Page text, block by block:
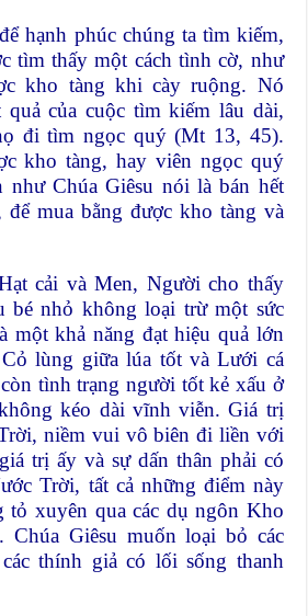
hạnh phúc chúng ta tìm kiếm,
tìm thấy một cách tình cờ, như
kho tàng khi cày ruộng. Nó
của cuộc tìm kiếm lâu dài,
đi tìm ngọc quý (Mt 13, 45).
kho tàng, hay viên ngọc quý
như Chúa Giêsu nói là bán hết
mua bằng được kho tàng và
cải và Men, Người cho thấy
bé nhỏ không loại trừ một sức
một khả năng đạt hiệu quả lớn
lùng giữa lúa tốt và Lưới cá
tình trạng người tốt kẻ xấu ở
kéo dài vĩnh viễn. Giá trị
niềm vui vô biên đi liền với
trị ấy và sự dấn thân phải có
Trời, tất cả những điểm này
tỏ xuyên qua các dụ ngôn Kho
Chúa Giêsu muốn loại bỏ các
thính giả có lối sống thanh